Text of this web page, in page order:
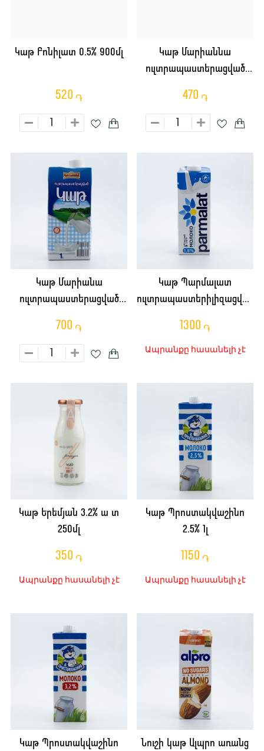
Կաթ Բոնիլատ 0.5% 900մլ
520 ֏
Կաթ Մարիաննա
ուլտրապաստերացված
470 ֏
Կաթ Մարիանա
ուլտրապաստերացված
700 ֏
Կաթ Պարմալատ
ուլտրապաստերիլիզացված
1300 ֏
Ապրանքը հասանելի չէ
Կաթ Երեմյան 3.2% ա տ
250մլ
350 ֏
Ապրանքը հասանելի չէ
Կաթ Պրոստակվաշինո
2.5% 1լ
1150 ֏
Ապրանքը հասանելի չէ
Կաթ Պրոստակվաշինո
Նուշի կաթ Ալպրո առանց